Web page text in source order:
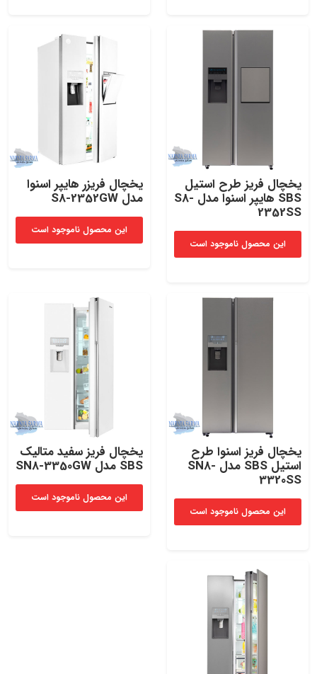
یخچال فریز طرح استیل
SBS هایپر اسنوا مدل S8-
2352SS
این محصول ناموجود است
یخچال فریزر هایپر اسنوا
مدل S8-2352GW
این محصول ناموجود است
یخچال فریز اسنوا طرح
استیل SBS مدل SN8-
3320SS
این محصول ناموجود است
یخچال فریز سفید متالیک
SBS مدل SN8-3350GW
این محصول ناموجود است